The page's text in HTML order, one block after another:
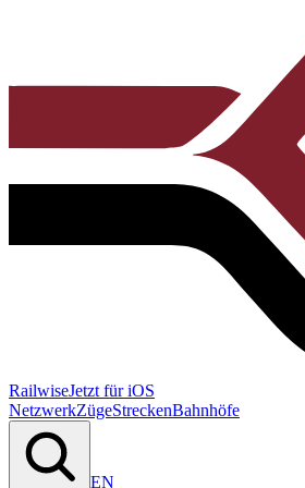
RailwiseJetzt für iOS
NetzwerkZügeStreckenBahnhöfe
EN